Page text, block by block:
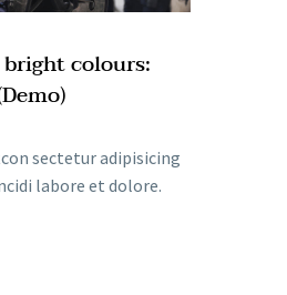
colours:
sectetur adipisicing
labore et dolore.